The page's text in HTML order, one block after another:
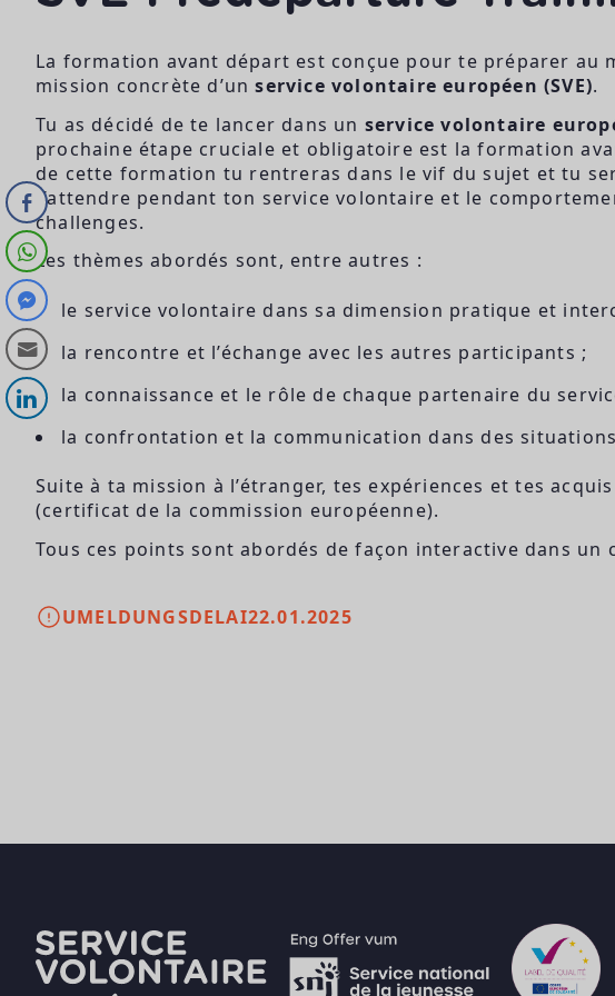
La formation avant départ est conçue pour te préparer au
mission concrète d’unservice volontaire européen (SVE).
Tu as décidé de te lancer dans un service volontaire
prochaine étape cruciale et obligatoire est la formation
de cette formation tu rentreras dans le vif du sujet et tu
t’attendre pendant ton service volontaire et le
challenges.
Les thèmes abordés sont, entre autres :
le service volontaire dans sa dimension pratique et
la rencontre et l’échange avec les autres participants ;
la connaissance et le rôle de chaque partenaire du
la confrontation et la communication dans des
Suite à ta mission à l’étranger, tes expériences et tes
(certificat de la commission européenne).
Tous ces points sont abordés de façon interactive dans un
UMELDUNGSDELAI22.01.2025